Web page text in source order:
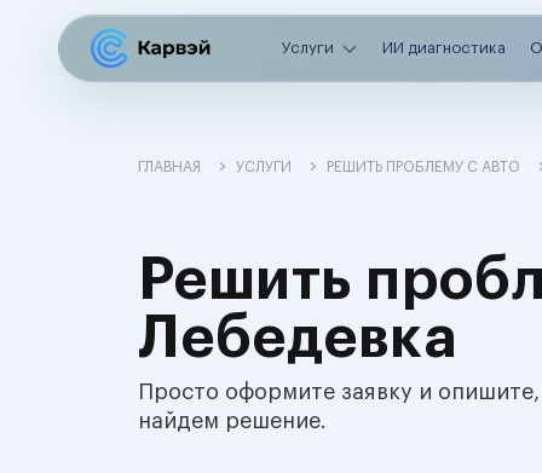
Услуги ИИ диагностика
ГЛАВНАЯ УСЛУГИ РЕШИТЬ ПРОБЛЕМУ С АВТО
Решить
Лебедевка
Просто оформите заявку и
найдем решение.